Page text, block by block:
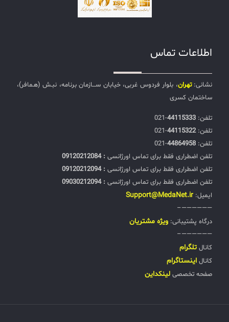
اطلاعات تماس
نشانی:تهران، بلوار فردوس غربی، خیابان ســـازمان برنامه، نبـش (هـمافر)،
ساختمان کسری
تلفن:‌ 44115333
-021
تلفن:‌44115322
-021
تلفن:‌ 44864958
-021
تلفن اضطراری فقط برای تماس اورژانسی : 09120212084
تلفن اضطراری فقط برای تماس اورژانسی : 09120212094
تلفن اضطراری فقط برای تماس اورژانسی : 09030212094
ایمیل: Support@MedaNet.ir
——————–
درگاه پشتیبانی: ويژه مشتریان
——————–
کانال تلگرام
کانال اینستاگرام
صفحه تخصصی لینکداین